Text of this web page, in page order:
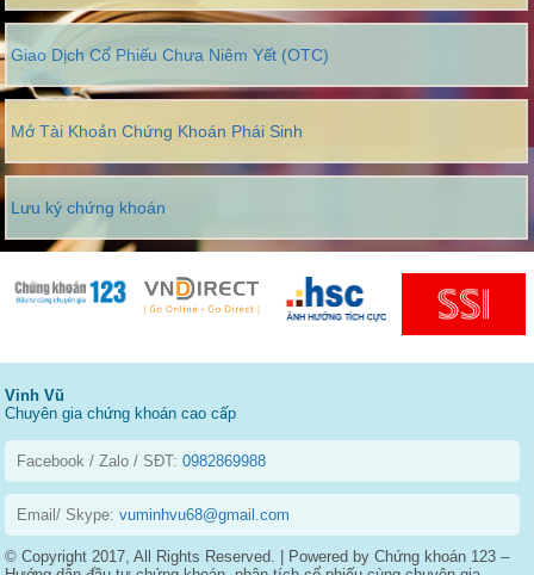
Giao Dịch Cổ Phiếu Chưa Niêm Yết (OTC)
Mở Tài Khoản Chứng Khoán Phái Sinh
Lưu ký chứng khoán
Vinh Vũ
Chuyên gia chứng khoán cao cấp
Facebook / Zalo / SĐT:0982869988
Email/ Skype:vuminhvu68@gmail.com
© Copyright 2017, All Rights Reserved. | Powered by Chứng khoán 123 –